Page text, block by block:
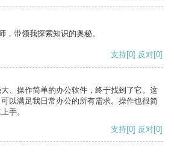
，带领我探索知识的奥秘。
支持[0] 反对[0]
、操作简单的办公软件，终于找到了它。这
以满足我日常办公的所有需求。操作也很简
手。
支持[0] 反对[0]